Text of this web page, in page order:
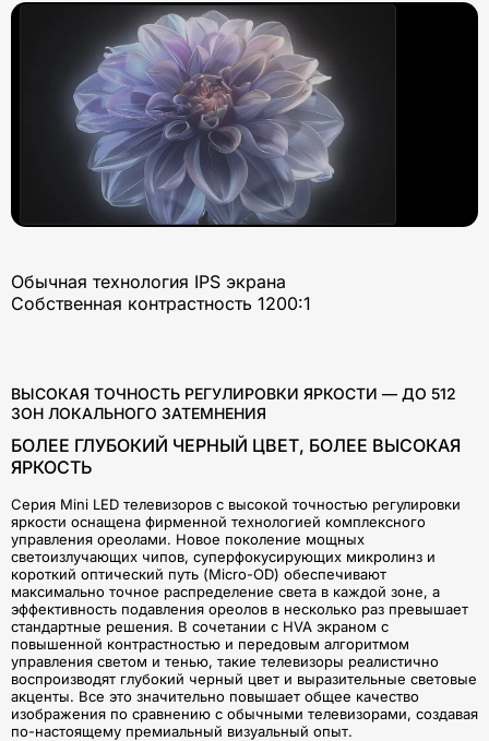
Обычная технология IPS экрана
Собственная контрастность 1200:1
ВЫСОКАЯ ТОЧНОСТЬ РЕГУЛИРОВКИ ЯРКОСТИ — ДО 512
ЗОН ЛОКАЛЬНОГО ЗАТЕМНЕНИЯ
БОЛЕЕ ГЛУБОКИЙ ЧЕРНЫЙ ЦВЕТ, БОЛЕЕ ВЫСОКАЯ
ЯРКОСТЬ
Серия Mini LED телевизоров с высокой точностью регулировки
яркости оснащена фирменной технологией комплексного
управления ореолами. Новое поколение мощных
светоизлучающих чипов, суперфокусирующих микролинз и
короткий оптический путь (Micro-OD) обеспечивают
максимально точное распределение света в каждой зоне, а
эффективность подавления ореолов в несколько раз превышает
стандартные решения. В сочетании с HVA экраном с
повышенной контрастностью и передовым алгоритмом
управления светом и тенью, такие телевизоры реалистично
воспроизводят глубокий черный цвет и выразительные световые
акценты. Все это значительно повышает общее качество
изображения по сравнению с обычными телевизорами, создавая
по-настоящему премиальный визуальный опыт.